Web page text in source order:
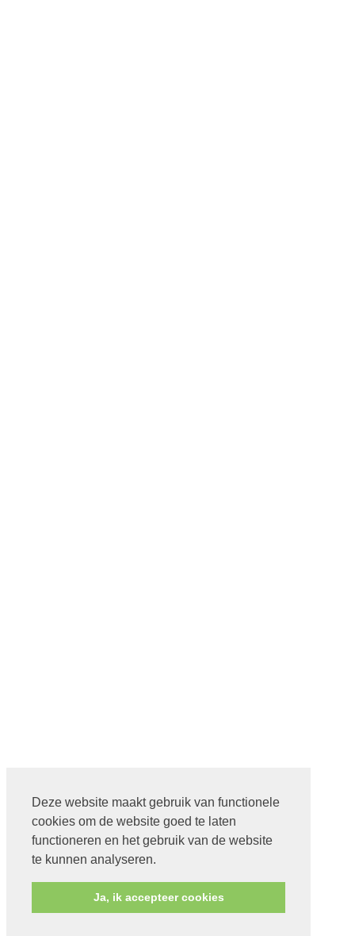
Deze website maakt gebruik van functionele
cookies om de website goed te laten
functioneren en het gebruik van de website
te kunnen analyseren.
Ja, ik accepteer cookies